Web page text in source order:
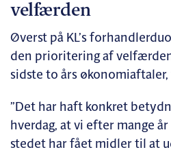
velfærden
Øverst på KL’s
den prioritering af
sidste to års
”Det har haft konkret
hverdag, at vi efter mange
stedet har fået midler til at